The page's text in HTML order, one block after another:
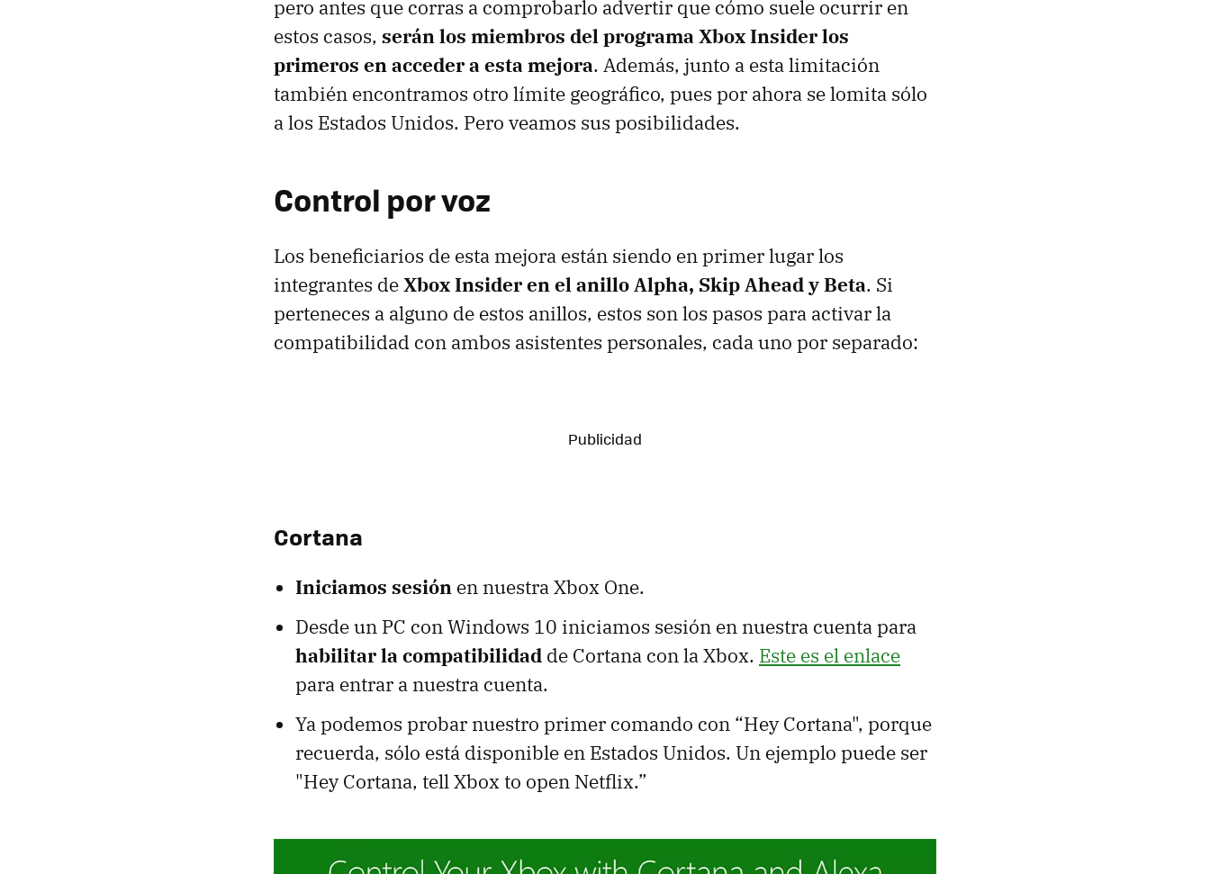
pero antes que corras a comprobarlo advertir que cómo suele ocurrir en
estos casos, serán los miembros del programa Xbox Insider los
primeros en acceder a esta mejora. Además, junto a esta limitación
también encontramos otro límite geográfico, pues por ahora se lomita sólo
a los Estados Unidos. Pero veamos sus posibilidades.
Control por voz
Los beneficiarios de esta mejora están siendo en primer lugar los
integrantes deXbox Insider en el anillo Alpha, Skip Ahead y Beta. Si
perteneces a alguno de estos anillos, estos son los pasos para activar la
compatibilidad con ambos asistentes personales, cada uno por separado:
Cortana
Iniciamos sesión en nuestra Xbox One.
Desde un PC con Windows 10 iniciamos sesión en nuestra cuenta para
habilitar la compatibilidad de Cortana con la Xbox. Este es el enlace
para entrar a nuestra cuenta.
Ya podemos probar nuestro primer comando con “Hey Cortana", porque
recuerda, sólo está disponible en Estados Unidos. Un ejemplo puede ser
"Hey Cortana, tell Xbox to open Netflix.”